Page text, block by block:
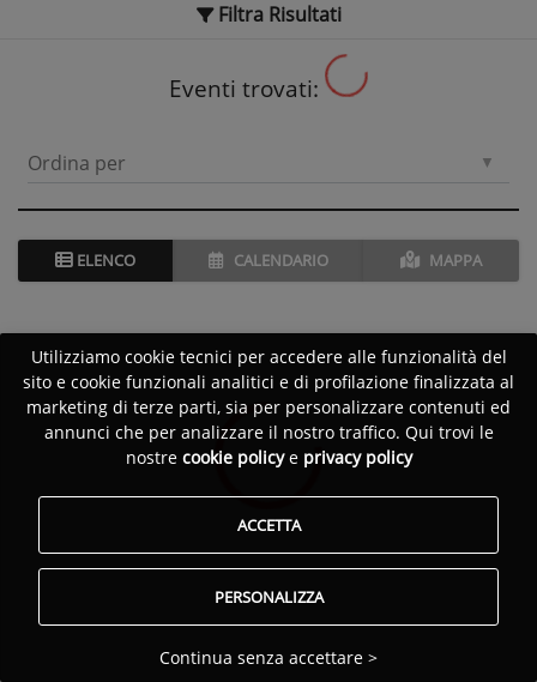
Filtra Risultati
Eventi trovati:
Ordina per
ELENCO CALENDARIO MAPPA
Utilizziamo cookie tecnici per accedere alle funzionalità del
sito e cookie funzionali analitici e di profilazione finalizzata al
marketing di terze parti, sia per personalizzare contenuti ed
annunci che per analizzare il nostro traffico. Qui trovi le
nostre cookie policye privacy policy
ACCETTA
PERSONALIZZA
Continua senza accettare >